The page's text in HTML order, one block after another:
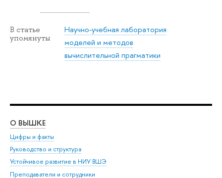
В статье
упомянуты
Научно-учебная лаборатория
моделей и методов
вычислительной прагматики
О ВЫШКЕ
Цифры и факты
Руководство и структура
Устойчивое развитие в НИУ ВШЭ
Преподаватели и сотрудники